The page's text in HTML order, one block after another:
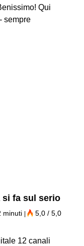
Qui
sempre
si fa sul serio
minuti | 5,0 / 5,0
12 canali